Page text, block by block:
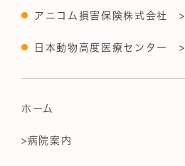
アニコム損害保険株式会社 >
日本動物高度医療センター >
ホーム
>病院案内